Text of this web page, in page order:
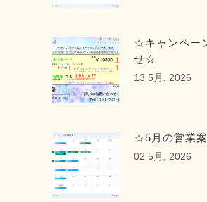
☆キャンペー
せ☆
13 5月, 2026
☆5月の営業
02 5月, 2026